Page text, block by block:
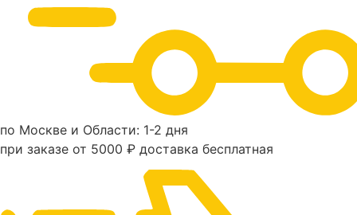
по Москве и Области: 1-2 дня
при заказе от 5000 ₽ доставка бесплатная